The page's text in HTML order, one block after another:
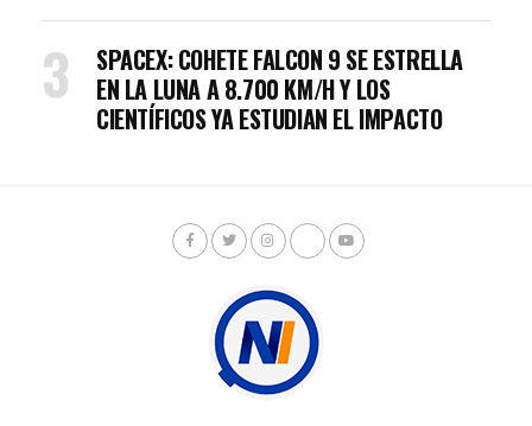
SPACEX: COHETE FALCON 9 SE ESTRELLA
EN LA LUNA A 8.700 KM/H Y LOS
CIENTÍFICOS YA ESTUDIAN EL IMPACTO